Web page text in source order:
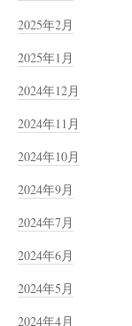
2025年2月
2025年1月
2024年12月
2024年11月
2024年10月
2024年9月
2024年7月
2024年6月
2024年5月
2024年4月